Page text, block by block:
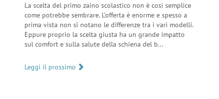
La scelta del primo zaino scolastico non è così semplice
come potrebbe sembrare. L’offerta è enorme e spesso a
prima vista non si notano le differenze tra i vari modelli.
Eppure proprio la scelta giusta ha un grande impatto
sul comfort e sulla salute della schiena del b...
Leggi il prossimo